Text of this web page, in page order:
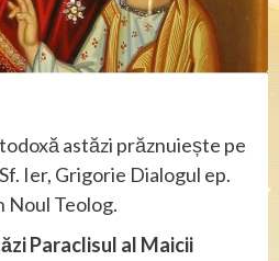
astăzi prăznuiește pe
Ier, Grigorie Dialogul ep.
Noul Teolog.
Paraclisul al Maicii